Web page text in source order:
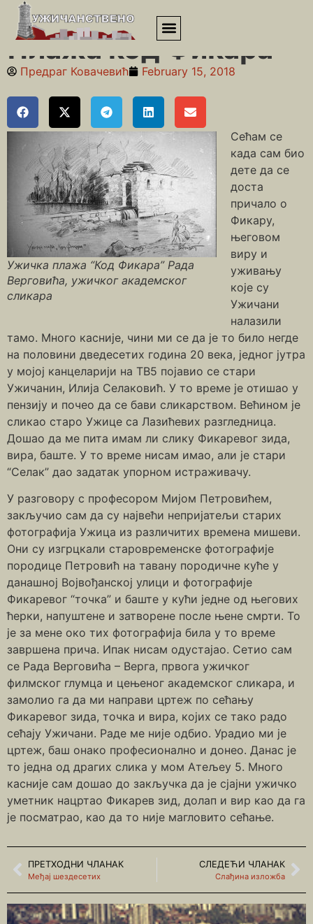
Почетна»Међај»Плажа код Фикара
Плажа код Фикара
Предраг Ковачевић February 15, 2018
Ужичка плажа “Код Фикара” Рада
Верговића, ужичког академског
сликара
Сећам се
када сам био
дете да се
доста
причало о
Фикару,
његовом
виру и
уживању
које су
Ужичани
налазили
тамо. Много касније, чини ми се да је то било негде
на половини дведесетих година 20 века, једног јутра
у мојој канцеларији на ТВ5 појавио се стари
Ужичанин, Илија Селаковић. У то време је отишао у
пензију и почео да се бави сликарством. Већином је
сликао старо Ужице са Лазићевих разгледница.
Дошао да ме пита имам ли слику Фикаревог зида,
вира, баште. У то време нисам имао, али је стари
“Селак” дао задатак упорном истраживачу.
У разговору с професором Мијом Петровићем,
закључио сам да су највећи непријатељи старих
фотографија Ужица из различитих времена мишеви.
Они су изгрцкали старовременске фотографије
породице Петровић на тавану породичне куће у
данашној Војвођанској улици и фотографије
Фикаревог “точка” и баште у кући једне од његових
ћерки, напуштене и затворене после њене смрти. То
је за мене око тих фотографија била у то време
завршена прича. Ипак нисам одустајао. Сетио сам
се Рада Верговића – Верга, првога ужичког
филмског глумца и цењеног академског сликара, и
замолио га да ми направи цртеж по сећању
Фикаревог зида, точка и вира, којих се тако радо
сећају Ужичани. Раде ме није одбио. Урадио ми је
цртеж, баш онако професионално и донео. Данас је
то једна од драгих слика у мом Атељеу 5. Много
касније сам дошао до закључка да је сјајни ужичко
уметник нацртао Фикарев зид, долап и вир као да га
је посматрао, као да то није магловито сећање.
ПРЕТХОДНИ ЧЛАНАК
Међај шездесетих
СЛЕДЕЋИ ЧЛАНАК
Слађина изложба